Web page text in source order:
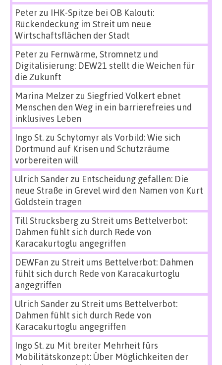
Peterzu IHK-Spitze bei OB Kalouti:
Rückendeckung im Streit um neue
Wirtschaftsflächen der Stadt
Peterzu Fernwärme, Stromnetz und
Digitalisierung: DEW21 stellt die Weichen für
die Zukunft
Marina Melzerzu Siegfried Volkert ebnet
Menschen den Weg in ein barrierefreies und
inklusives Leben
Ingo St.zu Schytomyr als Vorbild: Wie sich
Dortmund auf Krisen und Schutzräume
vorbereiten will
Ulrich Sanderzu Entscheidung gefallen: Die
neue Straße in Grevel wird den Namen von Kurt
Goldstein tragen
Till Strucksbergzu Streit ums Bettelverbot:
Dahmen fühlt sich durch Rede von
Karacakurtoglu angegriffen
DEWFan zu Streit ums Bettelverbot: Dahmen
fühlt sich durch Rede von Karacakurtoglu
angegriffen
Ulrich Sanderzu Streit ums Bettelverbot:
Dahmen fühlt sich durch Rede von
Karacakurtoglu angegriffen
Ingo St.zu Mit breiter Mehrheit fürs
Mobilitätskonzept: Über Möglichkeiten der